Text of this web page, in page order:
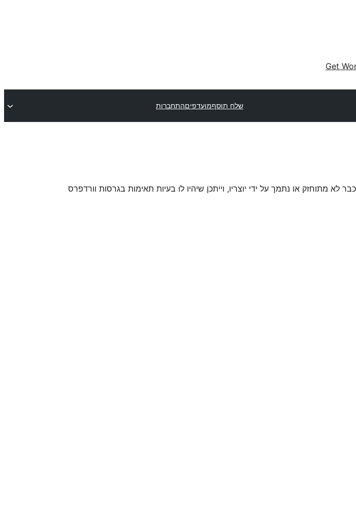
Get
שלח תוסףמועדפיםהתחברות
לא מתוחזק או נתמך על ידי יוצריו, וייתכן שיהיו לו בעיות תאימות בגרסות וורדפרס